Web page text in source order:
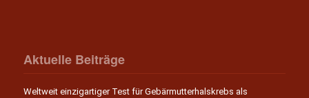
Aktuelle Beiträge
Weltweit einzigartiger Test für Gebärmutterhalskrebs als